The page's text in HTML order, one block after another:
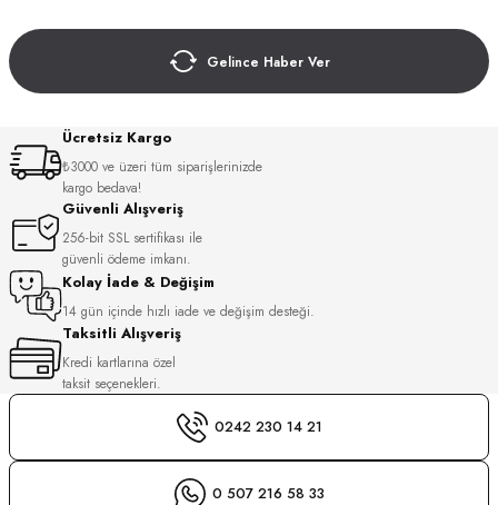
Gelince Haber Ver
Ücretsiz Kargo
₺3000 ve üzeri tüm siparişlerinizde
kargo bedava!
Güvenli Alışveriş
256-bit SSL sertifikası ile
güvenli ödeme imkanı.
Kolay İade & Değişim
14 gün içinde hızlı iade ve değişim desteği.
Taksitli Alışveriş
Kredi kartlarına özel
taksit seçenekleri.
0242 230 14 21
0 507 216 58 33